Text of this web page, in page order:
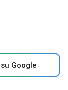
Google